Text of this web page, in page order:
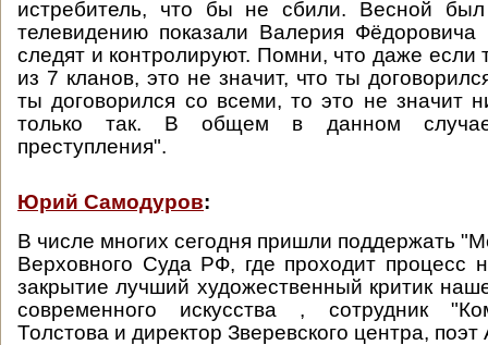
истребитель, что бы не сбили. Весной
телевидению показали Валерия Фёдоровича
следят и контролируют. Помни, что даже если
из 7 кланов, это не значит, что ты
ты договорился со всеми, то это не значит
только так. В общем в данном
преступления".
Юрий Самодуров:
В числе многих сегодня пришли поддержать
Верховного Суда РФ, где проходит процесс
закрытие лучший художественный критик
современного искусства , сотрудник
Толстова и директор Зверевского центра,